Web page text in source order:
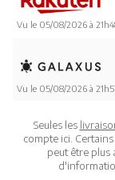
Vu le 05/08/2026 à
Vu le 05/08/2026 à
Seules les
compte ici.
peut être plus